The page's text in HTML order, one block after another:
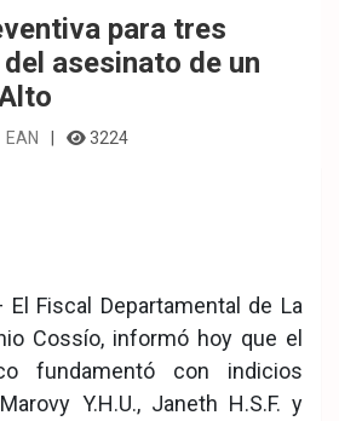
para tres
asesinato de un
EAN 3224
Fiscal Departamental de La
Cossío, informó hoy que el
fundamentó con indicios
Y.H.U., Janeth H.S.F. y